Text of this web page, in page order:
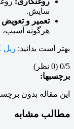
سایش.
تعمیر و
هرگونه
بهتر است بدانید: ریل KBK
‫0/5 ‫(0 نظر)
برچسبها:
این مقاله بدون
مطالب مشابه